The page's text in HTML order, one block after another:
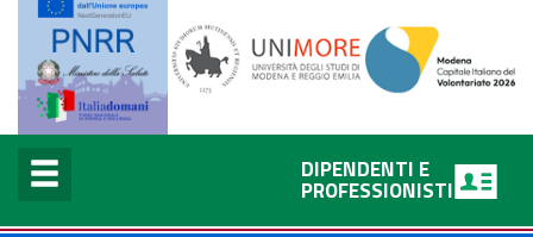
DIPENDENTI E
PROFESSIONISTI